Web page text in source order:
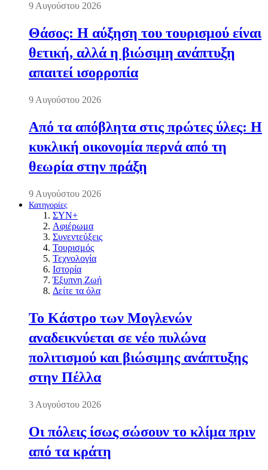
9 Αυγούστου 2026
Θάσος: Η αύξηση του τουρισμού είναι
θετική, αλλά η βιώσιμη ανάπτυξη
απαιτεί ισορροπία
9 Αυγούστου 2026
Από τα απόβλητα στις πρώτες ύλες: Η
κυκλική οικονομία περνά από τη
θεωρία στην πράξη
9 Αυγούστου 2026
Κατηγορίες
ΣΥΝ+
Αφιέρωμα
Συνεντεύξεις
Τουρισμός
Τεχνολογία
Ιστορία
Έξυπνη Ζωή
Δείτε τα όλα
Το Κάστρο των Μογλενών
αναδεικνύεται σε νέο πυλώνα
πολιτισμού και βιώσιμης ανάπτυξης
στην Πέλλα
3 Αυγούστου 2026
Οι πόλεις ίσως σώσουν το κλίμα πριν
από τα κράτη